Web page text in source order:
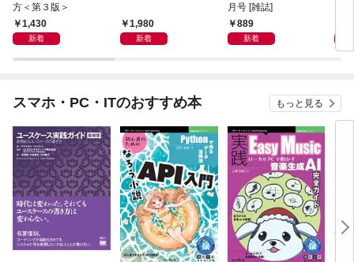
方＜第３版＞
1,430
新着
1,980
新着
月号 [雑誌]
889
新着
スマホ・PC・ITのおすすめ本 もっと見る